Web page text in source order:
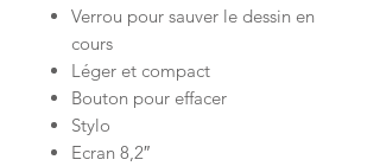
Verrou pour sauver le dessin en
cours
Léger et compact
Bouton pour effacer
Stylo
Ecran 8,2″